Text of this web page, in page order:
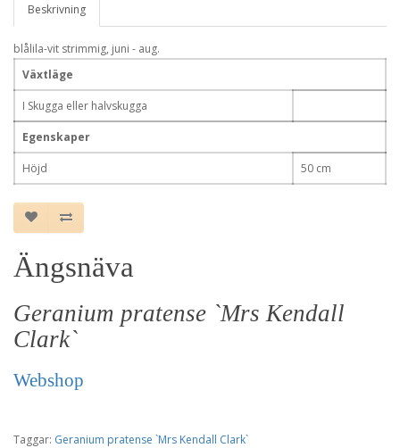
Beskrivning
blålila-vit strimmig, juni - aug.
Växtläge
I Skugga eller halvskugga
Egenskaper
Höjd 50 cm
Ängsnäva
Geranium pratense `Mrs Kendall
Clark`
Webshop
Taggar: Geranium pratense `Mrs Kendall Clark`